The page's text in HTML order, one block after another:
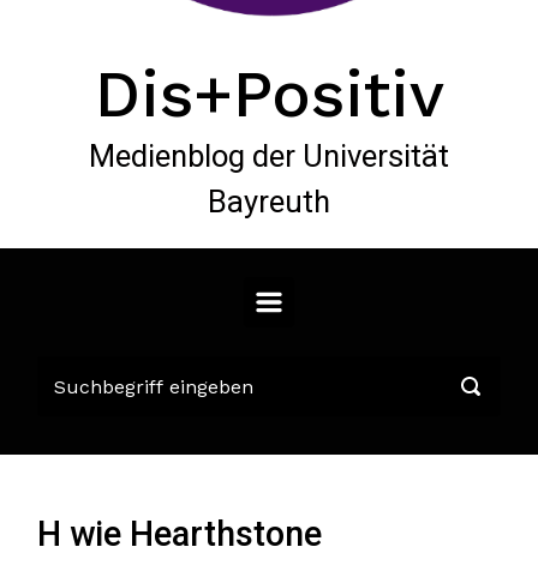
Dis+Positiv
Medienblog der Universität
Bayreuth
H wie Hearthstone